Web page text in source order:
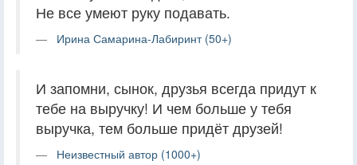
Не все умеют руку подавать.
Ирина Самарина-Лабиринт (50+)
И запомни, сынок, друзья всегда придут к
тебе на выручку! И чем больше у тебя
выручка, тем больше придёт друзей!
Неизвестный автор (1000+)